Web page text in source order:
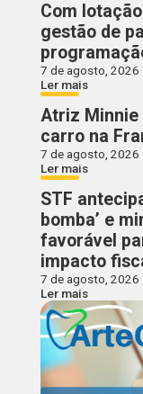
Com
gestão de
7 de agosto, 2026
Ler mais
Atriz Minnie
carro na
7 de agosto, 2026
Ler mais
STF
bomba’ e
favorável
impacto
7 de agosto, 2026
Ler mais